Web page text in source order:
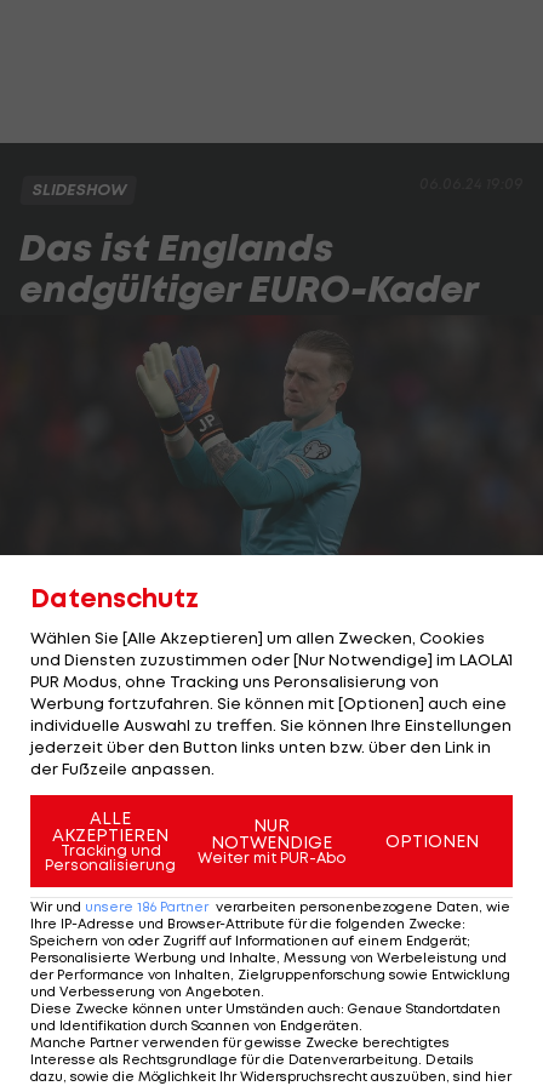
SLIDESHOW
Das ist Englands
endgültiger EURO-Kader
3/27 Foto: getty
Jordan Pickford (30)
Position:Torwart
Verein:FC Everton
Marktwert:22 Mio. Euro
3 VON 27
KOMMENTARE
Datenschutz
Wählen Sie [Alle Akzeptieren] um allen Zwecken, Cookies
und Diensten zuzustimmen oder [Nur Notwendige] im LAOLA1
PUR Modus, ohne Tracking uns Peronsalisierung von
Werbung fortzufahren. Sie können mit [Optionen] auch eine
individuelle Auswahl zu treffen. Sie können Ihre Einstellungen
jederzeit über den Button links unten bzw. über den Link in
der Fußzeile anpassen.
ALLE
AKZEPTIEREN
Tracking und
Personalisierung
NUR
NOTWENDIGE
Weiter mit PUR-Abo
OPTIONEN
Wir und unsere 186 Partner verarbeiten personenbezogene Daten, wie
Ihre IP-Adresse und Browser-Attribute für die folgenden Zwecke:
Speichern von oder Zugriff auf Informationen auf einem Endgerät;
Personalisierte Werbung und Inhalte, Messung von Werbeleistung und
der Performance von Inhalten, Zielgruppenforschung sowie Entwicklung
und Verbesserung von Angeboten.
Diese Zwecke können unter Umständen auch: Genaue Standortdaten
und Identifikation durch Scannen von Endgeräten.
Manche Partner verwenden für gewisse Zwecke berechtigtes
Interesse als Rechtsgrundlage für die Datenverarbeitung. Details
dazu, sowie die Möglichkeit Ihr Widerspruchsrecht auszuüben, sind hier